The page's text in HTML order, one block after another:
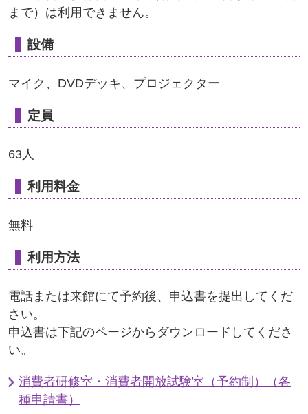
まで）は利用できません。
設備
マイク、DVDデッキ、プロジェクター
定員
63人
利用料金
無料
利用方法
電話または来館にて予約後、申込書を提出してくだ
さい。
申込書は下記のページからダウンロードしてくださ
い。
消費者研修室・消費者開放試験室（予約制）（各
種申請書）